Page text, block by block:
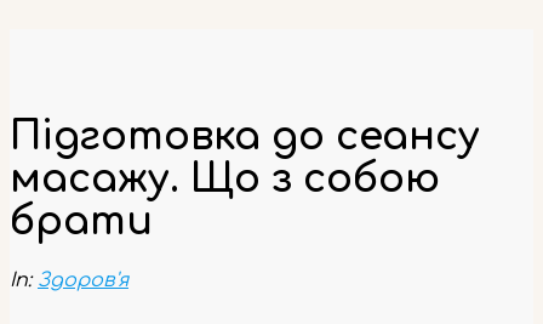
Підготовка до сеансу
масажу. Що з собою
брати
In: Здоров'я